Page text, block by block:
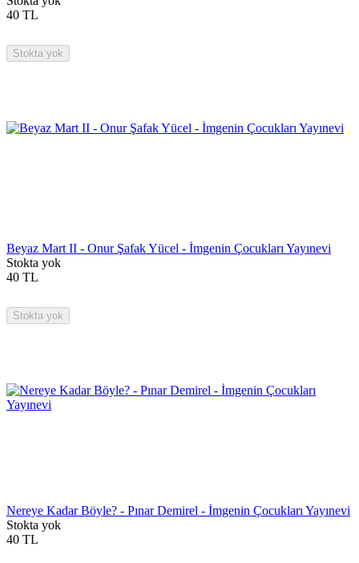
40 TL
Stokta yok
Beyaz Mart II - Onur Şafak Yücel - İmgenin Çocukları Yayınevi
Stokta yok
40 TL
Stokta yok
Nereye Kadar Böyle? - Pınar Demirel - İmgenin Çocukları Yayınevi
Stokta yok
40 TL